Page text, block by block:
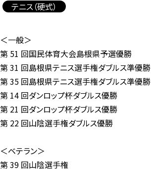
テニス（硬式）
＜一般＞
第 51 回国民体育大会島根県予選優勝
第 31 回島根県テニス選手権ダブルス準優勝
第 35 回島根県テニス選手権ダブルス準優勝
第 14 回ダンロップ杯ダブルス優勝
第 21 回ダンロップ杯ダブルス優勝
第 22 回山陰選手権ダブルス優勝
＜ベテラン＞
第 39 回山陰選手権